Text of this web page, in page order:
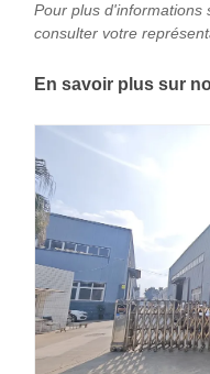
Pour plus d'informations
consulter votre
En savoir plus sur